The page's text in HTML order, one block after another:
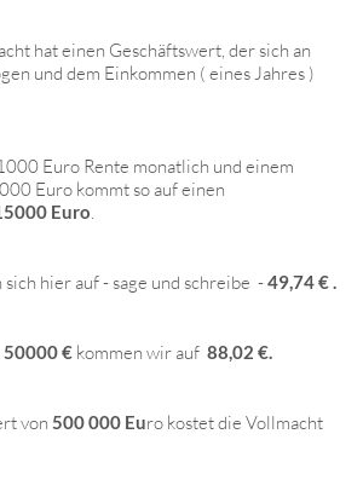
hat einen Geschäftswert, der sich an
und dem Einkommen ( eines Jahres )
Euro Rente monatlich und einem
Euro kommt so auf einen
Euro.
hier auf - sage und schreibe -49,74 € .
50000 € kommen wir auf 88,02 €.
von 500 000 Euro kostet die Vollmacht